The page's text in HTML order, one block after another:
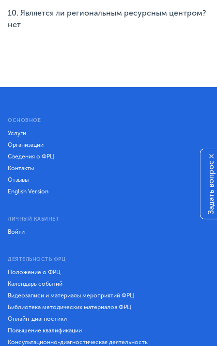
10. Является ли региональным ресурсным центром?
нет
ОСНОВНОЕ
Услуги
Организации
Сведения о ФРЦ
Контакты
Отзывы
English Version
ЛИЧНЫЙ КАБИНЕТ
Войти
ДЕЯТЕЛЬНОСТЬ ФРЦ
Положение о ФРЦ
Календарь событий
Видеозаписи и материалы мероприятий ФРЦ
Библиотека методических материалов ФРЦ
Онлайн-диагностики
Повышение квалификации
Консультационно-диагностическая деятельность
Задать вопрос
×